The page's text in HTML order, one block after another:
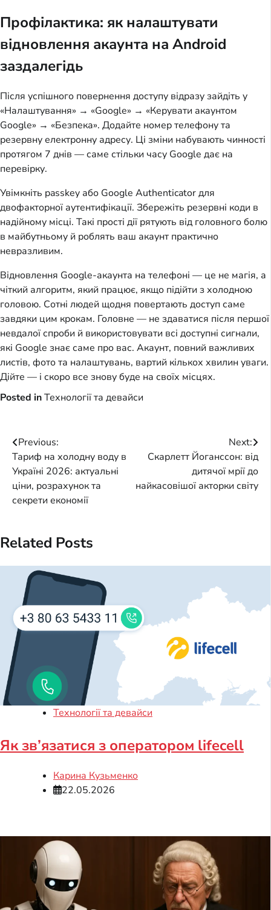
Профілактика: як налаштувати
відновлення акаунта на Android
заздалегідь
Після успішного повернення доступу відразу зайдіть у
«Налаштування» → «Google» → «Керувати акаунтом
Google» → «Безпека». Додайте номер телефону та
резервну електронну адресу. Ці зміни набувають чинності
протягом 7 днів — саме стільки часу Google дає на
перевірку.
Увімкніть passkey або Google Authenticator для
двофакторної аутентифікації. Збережіть резервні коди в
надійному місці. Такі прості дії рятують від головного болю
в майбутньому й роблять ваш акаунт практично
невразливим.
Відновлення Google-акаунта на телефоні — це не магія, а
чіткий алгоритм, який працює, якщо підійти з холодною
головою. Сотні людей щодня повертають доступ саме
завдяки цим крокам. Головне — не здаватися після першої
невдалої спроби й використовувати всі доступні сигнали,
які Google знає саме про вас. Акаунт, повний важливих
листів, фото та налаштувань, вартий кількох хвилин уваги.
Дійте — і скоро все знову буде на своїх місцях.
Posted inТехнології та девайси
Post
navigation
Previous:
Тариф на холодну воду в
Україні 2026: актуальні
ціни, розрахунок та
секрети економії
Next:
Скарлетт Йоганссон: від
дитячої мрії до
найкасовішої акторки світу
Related Posts
Технології та девайси
Як зв’язатися з оператором lifecell
Карина Кузьменко
22.05.2026